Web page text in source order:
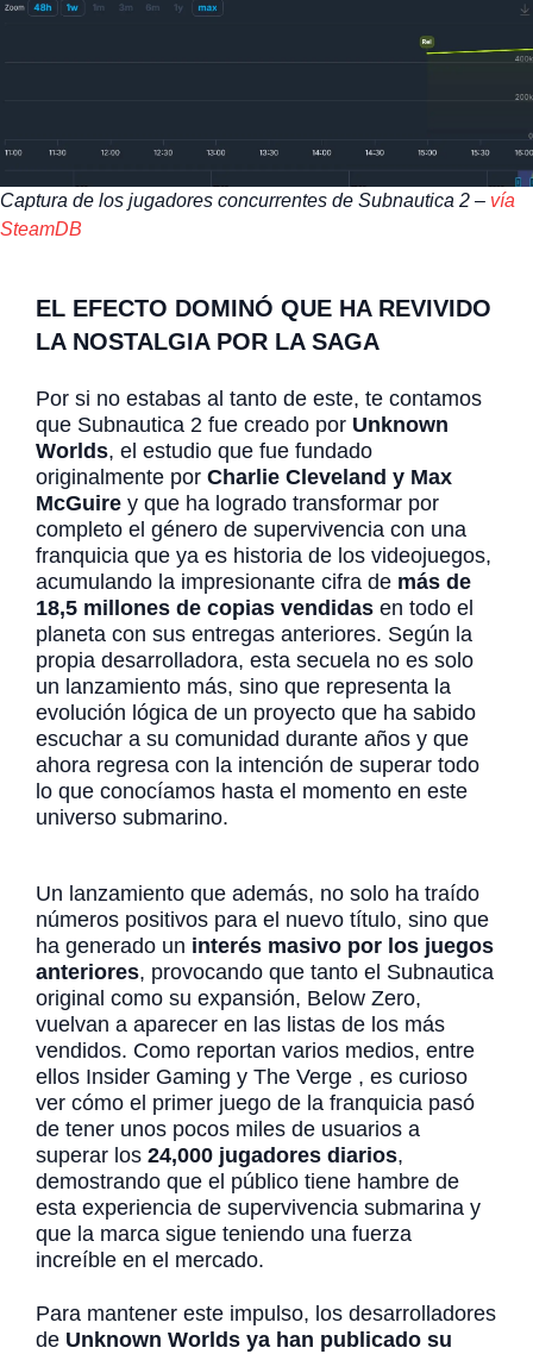
Captura de los jugadores concurrentes de Subnautica 2 – vía
SteamDB
EL EFECTO DOMINÓ QUE HA REVIVIDO
LA NOSTALGIA POR LA SAGA
Por si no estabas al tanto de este, te contamos
que Subnautica 2 fue creado por Unknown
Worlds, el estudio que fue fundado
originalmente por Charlie Cleveland y Max
McGuire y que ha logrado transformar por
completo el género de supervivencia con una
franquicia que ya es historia de los videojuegos,
acumulando la impresionante cifra de más de
18,5 millones de copias vendidas en todo el
planeta con sus entregas anteriores. Según la
propia desarrolladora, esta secuela no es solo
un lanzamiento más, sino que representa la
evolución lógica de un proyecto que ha sabido
escuchar a su comunidad durante años y que
ahora regresa con la intención de superar todo
lo que conocíamos hasta el momento en este
universo submarino.
Un lanzamiento que además, no solo ha traído
números positivos para el nuevo título, sino que
ha generado un interés masivo por los juegos
anteriores, provocando que tanto el Subnautica
original como su expansión, Below Zero,
vuelvan a aparecer en las listas de los más
vendidos. Como reportan varios medios, entre
ellos Insider Gaming y The Verge , es curioso
ver cómo el primer juego de la franquicia pasó
de tener unos pocos miles de usuarios a
superar los 24,000 jugadores diarios,
demostrando que el público tiene hambre de
esta experiencia de supervivencia submarina y
que la marca sigue teniendo una fuerza
increíble en el mercado.
Para mantener este impulso, los desarrolladores
de Unknown Worlds ya han publicado su